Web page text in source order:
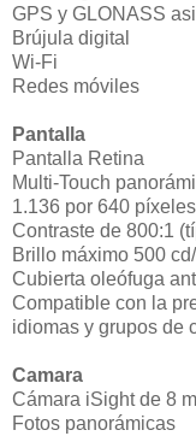
GPS y GLONASS
Brújula digital
Wi-Fi
Redes móviles
Pantalla
Pantalla Retina
Multi-Touch
1.136 por 640
Contraste de 800:1
Brillo máximo 500
Cubierta oleófuga
Compatible con la
idiomas y grupos de
Camara
Cámara iSight de 8
Fotos panorámicas